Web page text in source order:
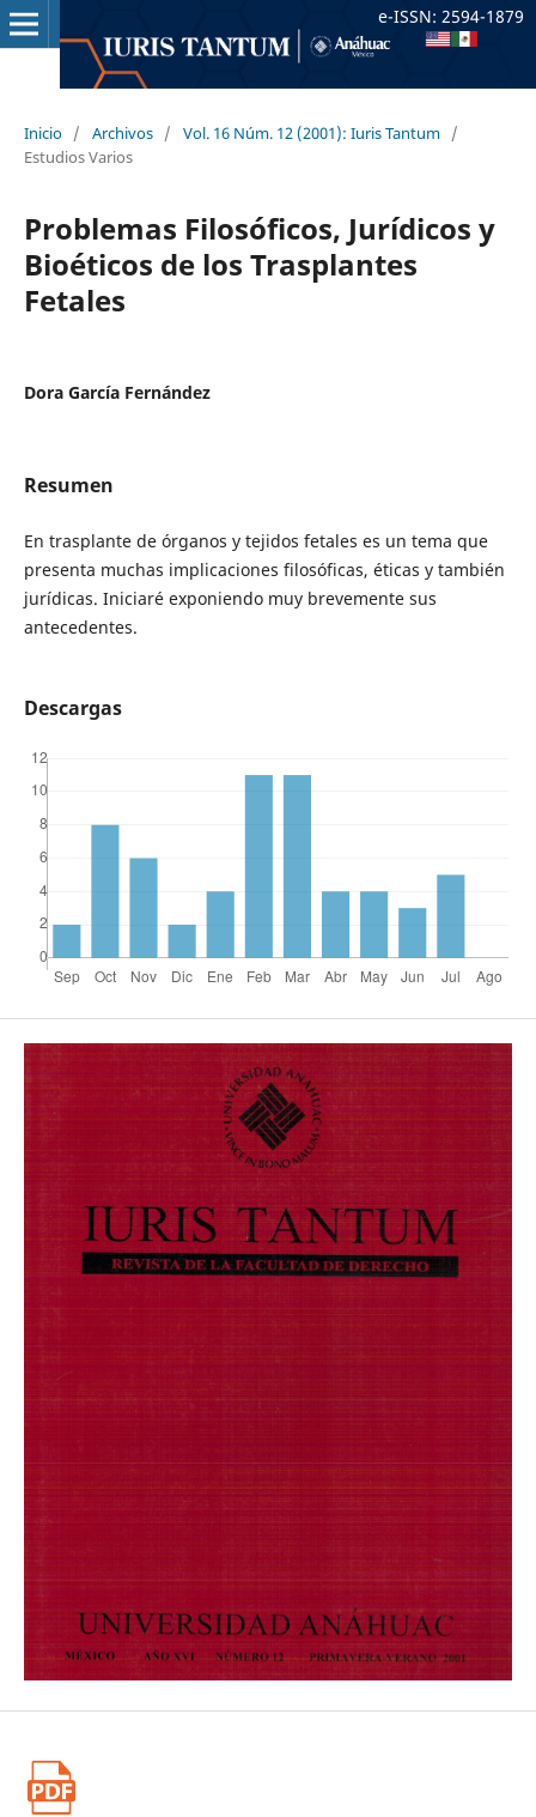
Inicio / Archivos / Vol. 16 Núm. 12 (2001): Iuris Tantum /
Estudios Varios
Problemas Filosóficos, Jurídicos y
Bioéticos de los Trasplantes
Fetales
Dora García Fernández
Resumen
En trasplante de órganos y tejidos fetales es un tema que
presenta muchas implicaciones filosóficas, éticas y también
jurídicas. Iniciaré exponiendo muy brevemente sus
antecedentes.
Descargas
e-ISSN: 2594-1879